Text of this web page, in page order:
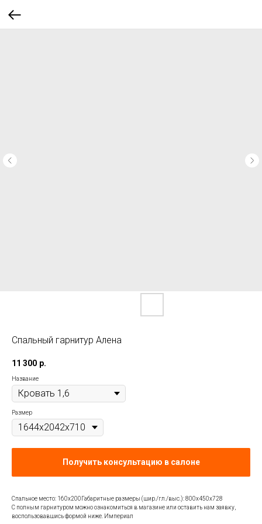
Спальный гарнитур Алена
11 300 р.
Название
Размер
Получить консультацию в салоне
Спальное место: 160х200Габаритные размеры (шир./гл./выс.): 800х450х728
С полным гарнитуром можно ознакомиться в магазине или оставить нам заявку,
воспользовавшись формой ниже. Империал